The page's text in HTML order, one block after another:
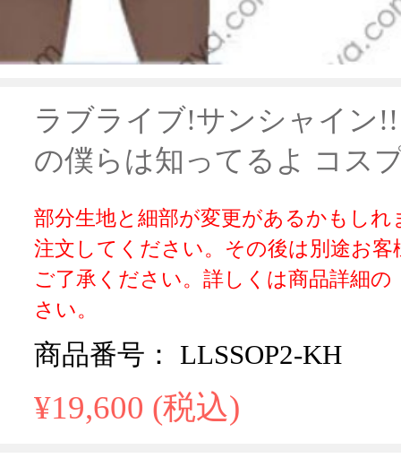
ラブライブ!サンシャイン
の僕らは知ってるよ コス
部分生地と細部が変更があるかもし
注文してください。その後は別途お
ご了承ください。詳しくは商品詳細
さい。
商品番号： LLSSOP2-KH
¥19,600 (税込)